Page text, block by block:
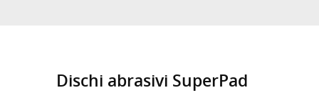
Dischi abrasivi SuperPad